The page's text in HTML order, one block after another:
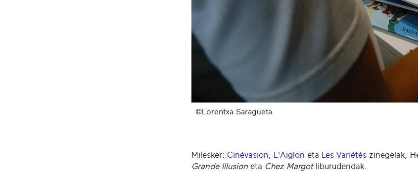
©Lorentxa Saragueta
Milesker: Cinévasion, L'Aiglon eta Les Variétés zinegelak,
Grande Illusion eta Chez Margotliburudendak.